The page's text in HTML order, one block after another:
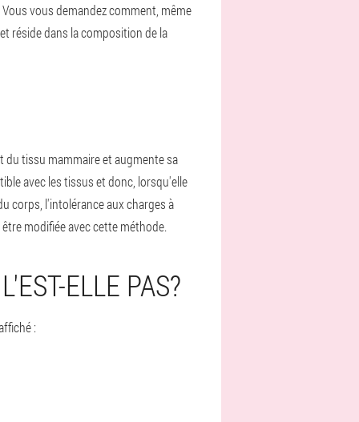
vous demandez comment, même
réside dans la composition de la
du tissu mammaire et augmente sa
avec les tissus et donc, lorsqu'elle
corps, l'intolérance aux charges à
modifiée avec cette méthode.
ELLE PAS?
: